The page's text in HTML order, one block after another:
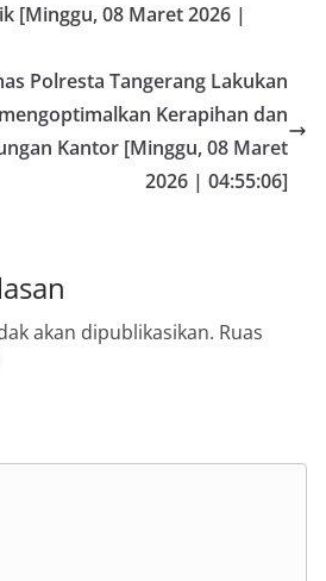
[Minggu, 08 Maret 2026 |
Polresta Tangerang Lakukan
Kerapihan dan
Kantor [Minggu, 08 Maret
2026 | 04:55:06]
akan dipublikasikan. Ruas